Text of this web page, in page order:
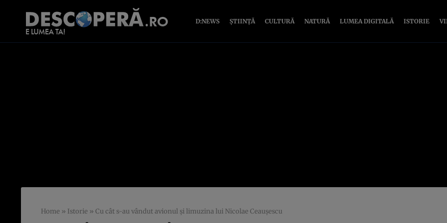
D:NEWS ȘTIINȚĂ CULTURĂ NATURĂ LUMEA DIGITALĂ ISTORIE
Home » Istorie » Cu cât s-au vândut avionul şi limuzina lui Nicolae Ceauşescu